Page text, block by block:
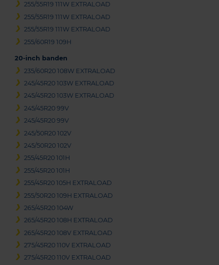
255/55R19 111W EXTRALOAD
255/55R19 111W EXTRALOAD
255/55R19 111W EXTRALOAD
255/60R19 109H
20-inch banden
235/60R20 108W EXTRALOAD
245/45R20 103W EXTRALOAD
245/45R20 103W EXTRALOAD
245/45R20 99V
245/45R20 99V
245/50R20 102V
245/50R20 102V
255/45R20 101H
255/45R20 101H
255/45R20 105H EXTRALOAD
255/50R20 109H EXTRALOAD
265/45R20 104W
265/45R20 108H EXTRALOAD
265/45R20 108V EXTRALOAD
275/45R20 110V EXTRALOAD
275/45R20 110V EXTRALOAD